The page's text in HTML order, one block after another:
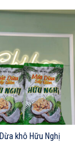
Dừa khô Hữu Nghị